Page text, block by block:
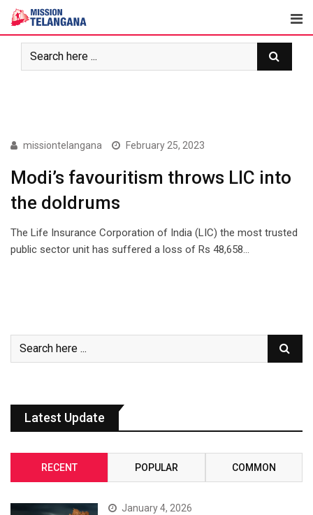
Skip
content
NEWS
missiontelangana February 25, 2023
Modi’s favouritism throws LIC into
the doldrums
The Life Insurance Corporation of India (LIC) the most trusted
public sector unit has suffered a loss of Rs 48,658…
Latest Update
RECENT POPULAR COMMON
January 4, 2026